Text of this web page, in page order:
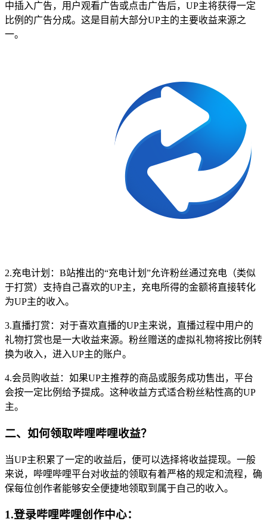
中插入广告，用户观看广告或点击广告后，UP主将获得一定
比例的广告分成。这是目前大部分UP主的主要收益来源之
一。
2.充电计划：B站推出的“充电计划”允许粉丝通过充电（类似
于打赏）支持自己喜欢的UP主，充电所得的金额将直接转化
为UP主的收入。
3.直播打赏：对于喜欢直播的UP主来说，直播过程中用户的
礼物打赏也是一大收益来源。粉丝赠送的虚拟礼物将按比例转
换为收入，进入UP主的账户。
4.会员购收益：如果UP主推荐的商品或服务成功售出，平台
会按一定比例给予提成。这种收益方式适合粉丝粘性高的UP
主。
二、如何领取哔哩哔哩收益？
当UP主积累了一定的收益后，便可以选择将收益提现。一般
来说，哔哩哔哩平台对收益的领取有着严格的规定和流程，确
保每位创作者能够安全便捷地领取到属于自己的收入。
1.登录哔哩哔哩创作中心：